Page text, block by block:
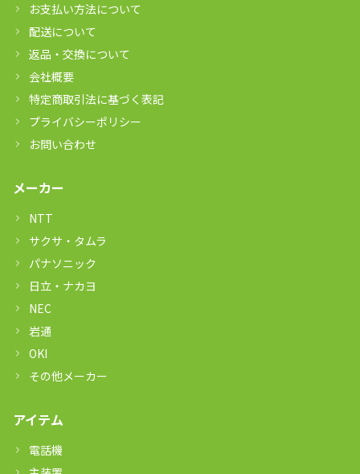
お支払い方法について
配送について
返品・交換について
会社概要
特定商取引法に基づく表記
プライバシーポリシー
お問い合わせ
メーカー
NTT
サクサ・タムラ
パナソニック
日立・ナカヨ
NEC
岩通
OKI
その他メーカー
アイテム
電話機